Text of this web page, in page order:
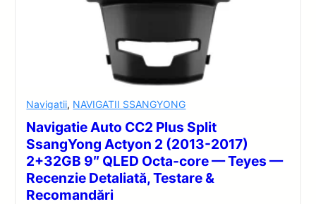
Navigatii, NAVIGATII SSANGYONG
Navigatie Auto CC2 Plus Split
SsangYong Actyon 2 (2013-2017)
2+32GB 9″ QLED Octa-core — Teyes —
Recenzie Detaliată, Testare &
Recomandări